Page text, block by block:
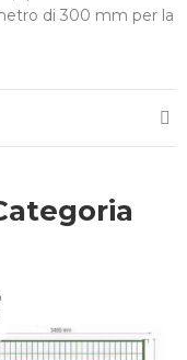
di 300 mm per la